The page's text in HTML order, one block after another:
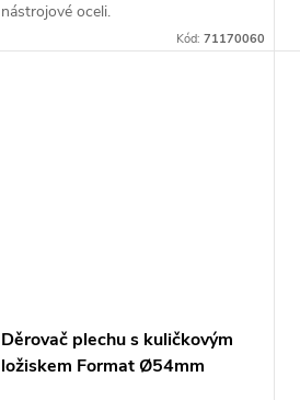
nástrojové oceli.
Kód:71170060
Děrovač plechu s kuličkovým
ložiskem Format Ø54mm